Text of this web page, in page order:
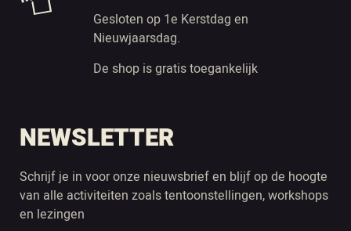
Gesloten op 1e Kerstdag en
Nieuwjaarsdag.
De shop is gratis toegankelijk
NEWSLETTER
Schrijf je in voor onze nieuwsbrief en blijf op de hoogte
van alle activiteiten zoals tentoonstellingen, workshops
en lezingen